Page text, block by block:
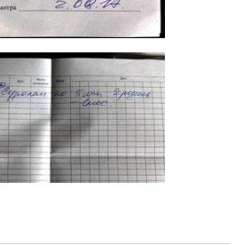
с Луной к Дмитриевой.
уши, послушала дыхание.
года 2-3 от силы, в правом
дышит чисто, а хрипы/
- это ее особенность.
уши Суролан